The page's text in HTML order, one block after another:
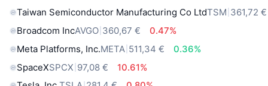
Taiwan Semiconductor Manufacturing Co LtdTSM 361,72 €
Broadcom IncAVGO 360,67 €
0.47%
Meta Platforms, Inc.META 511,34 €
0.36%
SpaceXSPCX 97,08 €
10.61%